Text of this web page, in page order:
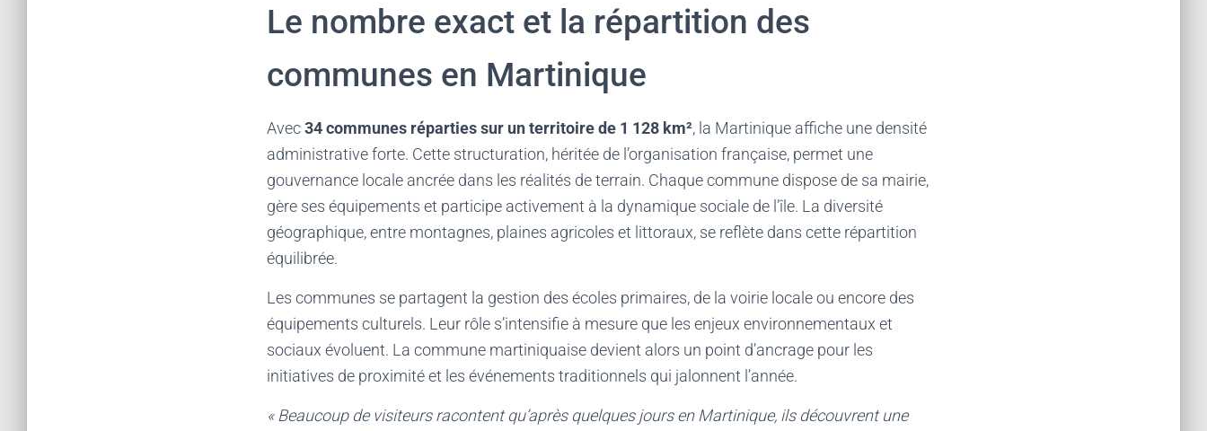
Le nombre exact et la répartition des
communes en Martinique
Avec34 communes réparties sur un territoire de 1 128 km², la Martinique affiche une densité
administrative forte. Cette structuration, héritée de l’organisation française, permet une
gouvernance locale ancrée dans les réalités de terrain. Chaque commune dispose de sa mairie,
gère ses équipements et participe activement à la dynamique sociale de l’île. La diversité
géographique, entre montagnes, plaines agricoles et littoraux, se reflète dans cette répartition
équilibrée.
Les communes se partagent la gestion des écoles primaires, de la voirie locale ou encore des
équipements culturels. Leur rôle s’intensifie à mesure que les enjeux environnementaux et
sociaux évoluent. La commune martiniquaise devient alors un point d’ancrage pour les
initiatives de proximité et les événements traditionnels qui jalonnent l’année.
« Beaucoup de visiteurs racontent qu’après quelques jours en Martinique, ils découvrent une